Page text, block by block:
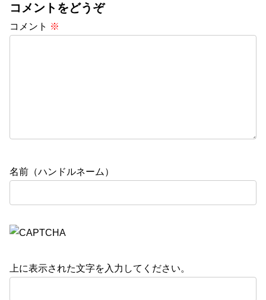
コメントをどうぞ
コメント ※
名前（ハンドルネーム）
上に表示された文字を入力してください。